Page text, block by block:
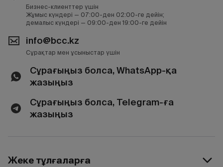
Бизнес-клиенттер үшін
Жұмыс күндері — 07:00-ден 02:00-ге дейін;
демалыс күндері — 09:00-ден 19:00-ге дейін
info@bcc.kz
Сұрақтар мен ұсыныстар үшін
Сұрағыңыз болса, WhatsApp-қа
жазыңыз
Сұрағыңыз болса, Telegram-ға
жазыңыз
Жеке тұлғаларға